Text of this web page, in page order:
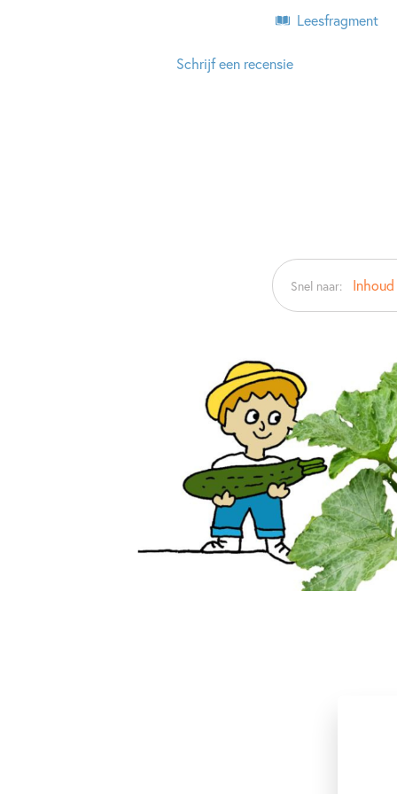
Leesfragment
Schrijf een recensie
Snel naar: Inhoud